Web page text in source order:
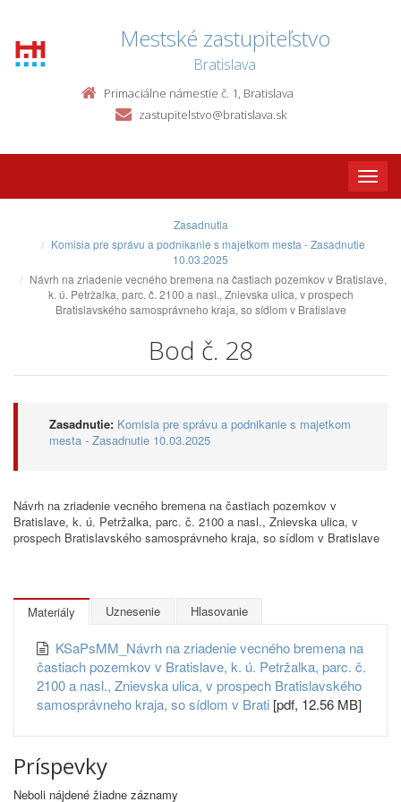
Mestské zastupiteľstvo
Bratislava
Primaciálne námestie č. 1, Bratislava
zastupitelstvo@bratislava.sk
Toggle
Zasadnutia
Komisia pre správu a podnikanie s majetkom mesta - Zasadnutie
10.03.2025
Návrh na zriadenie vecného bremena na častiach pozemkov v Bratislave,
k. ú. Petržalka, parc. č. 2100 a nasl., Znievska ulica, v prospech
Bratislavského samosprávneho kraja, so sídlom v Bratislave
Bod č. 28
Zasadnutie: Komisia pre správu a podnikanie s majetkom
mesta - Zasadnutie 10.03.2025
Návrh na zriadenie vecného bremena na častiach pozemkov v
Bratislave, k. ú. Petržalka, parc. č. 2100 a nasl., Znievska ulica, v
prospech Bratislavského samosprávneho kraja, so sídlom v Bratislave
Materiály Uznesenie Hlasovanie
KSaPsMM_Návrh na zriadenie vecného bremena na
častiach pozemkov v Bratislave, k. ú. Petržalka, parc. č.
2100 a nasl., Znievska ulica, v prospech Bratislavského
samosprávneho kraja, so sídlom v Brati [pdf, 12.56 MB]
Príspevky
Neboli nájdené žiadne záznamy